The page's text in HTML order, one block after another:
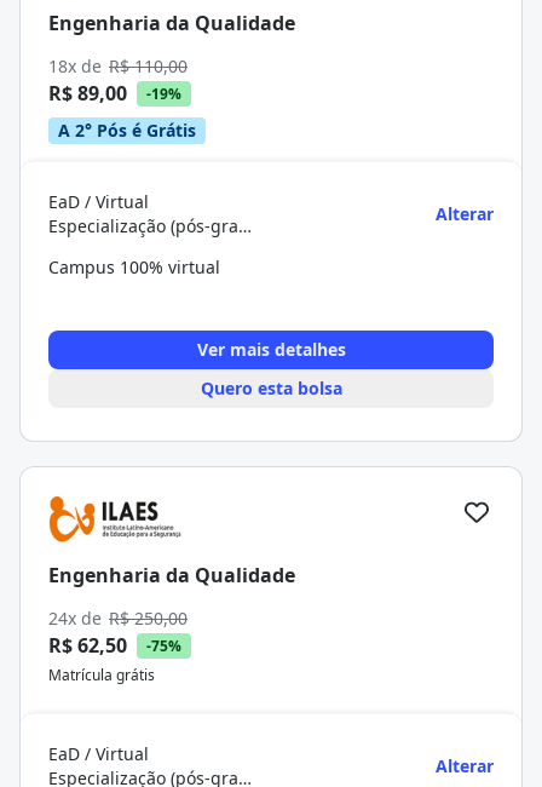
Engenharia da Qualidade
18x de R$ 110,00
R$ 89,00 -19%
A 2° Pós é Grátis
EaD / Virtual
Especialização (pós-graduação)
Alterar
Campus 100% virtual
Ver mais detalhes
Quero esta bolsa
Engenharia da Qualidade
24x de R$ 250,00
R$ 62,50
-75%
Matrícula grátis
EaD / Virtual
Especialização (pós-graduação)
Alterar